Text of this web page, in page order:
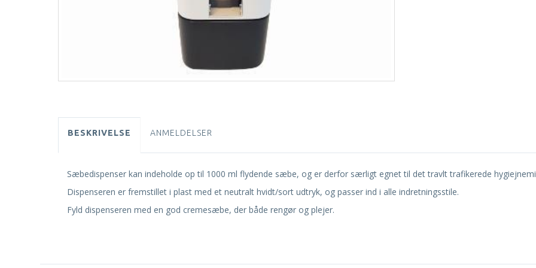
BESKRIVELSE ANMELDELSER
Sæbedispenser kan indeholde op til 1000 ml flydende sæbe, og er derfor særligt egnet til det travlt trafikerede
Dispenseren er fremstillet i plast med et neutralt hvidt/sort udtryk, og passer ind i alle indretningsstile.
Fyld dispenseren med en god cremesæbe, der både rengør og plejer.